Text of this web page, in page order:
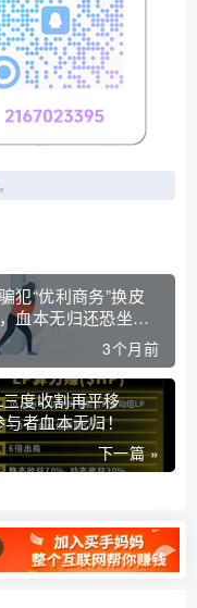
犯“优利商务”换皮
血本无归还恐坐
3个月前
度收割再平移
者血本无归！
下一篇 »